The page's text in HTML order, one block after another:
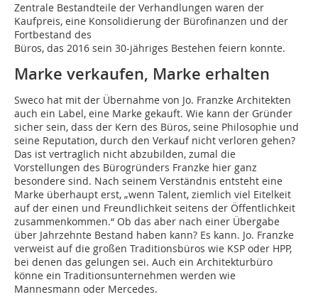
Zentrale Bestandteile der Verhandlungen waren der
Kaufpreis, eine Konsolidierung der Bürofinanzen und der
Fortbestand des
Büros, das 2016 sein 30-jähriges Bestehen feiern konnte.
Marke verkaufen, Marke erhalten
Sweco hat mit der Übernahme von Jo. Franzke Architekten
auch ein Label, eine Marke gekauft. Wie kann der Gründer
sicher sein, dass der Kern des Büros, seine Philosophie und
seine Reputation, durch den Verkauf nicht verloren gehen?
Das ist vertraglich nicht abzubilden, zumal die
Vorstellungen des Bürogründers Franzke hier ganz
besondere sind. Nach seinem Verständnis entsteht eine
Marke überhaupt erst, „wenn Talent, ziemlich viel Eitelkeit
auf der einen und Freundlichkeit seitens der Öffentlichkeit
zusammenkommen.“ Ob das aber nach einer Übergabe
über Jahrzehnte Bestand haben kann? Es kann. Jo. Franzke
verweist auf die großen Traditionsbüros wie KSP oder HPP,
bei denen das gelungen sei. Auch ein Architekturbüro
könne ein Traditionsunternehmen werden wie
Mannesmann oder Mercedes.